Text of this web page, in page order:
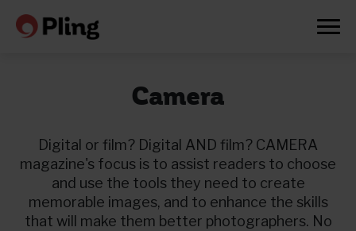
Camera
Digital or film? Digital AND film? CAMERA
magazine's focus is to assist readers to choose
and use the tools they need to create
memorable images, and to enhance the skills
that will make them better photographers. No